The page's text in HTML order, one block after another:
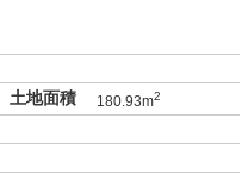
土地面積 180.93m2